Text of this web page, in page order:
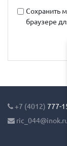
Сохранить
браузере
+7 (4012) 777-